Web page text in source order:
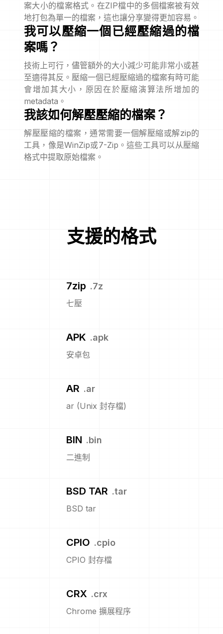
案大小的檔案格式。在ZIP檔中的多個檔案被有效
地打包為單一的檔案，這也讓分享變得更加容易。
我可以壓縮一個已經壓縮過的檔
案嗎？
技術上可行，儘管額外的大小減少可能非常小或甚
至適得其反。壓縮一個已經壓縮過的檔案有時可能
會增加其大小，原因在於壓縮演算法所增加的
metadata。
我該如何解壓壓縮的檔案？
解壓壓縮的檔案，通常需要一個解壓縮或解zip的
工具，像是WinZip或7-Zip。這些工具可以从壓縮
格式中提取原始檔案。
支援的格式
7zip .7z
七壓
APK .apk
安卓包
AR .ar
ar (Unix 封存檔)
BIN .bin
二進制
BSD TAR .tar
BSD tar
CPIO .cpio
CPIO 封存檔
CRX .crx
Chrome 擴展程序